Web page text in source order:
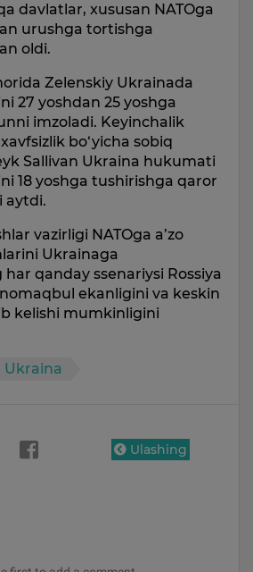
davlatlar, xususan NATOga
urushga tortishga
oldi.
Zelenskiy Ukrainada
27 yoshdan 25 yoshga
imzoladi. Keyinchalik
bo‘yicha sobiq
Sallivan Ukraina hukumati
18 yoshga tushirishga qaror
aytdi.
vazirligi NATOga a’zo
Ukrainaga
qanday ssenariysi Rossiya
ekanligini va keskin
kelishi mumkinligini
Ukraina
Ulashing